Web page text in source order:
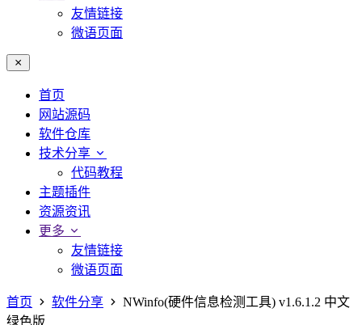
友情链接
微语页面
首页
网站源码
软件仓库
技术分享
代码教程
主题插件
资源资讯
更多
友情链接
微语页面
首页 软件分享
NWinfo(硬件信息检测工具) v1.6.1.2 中文
绿色版